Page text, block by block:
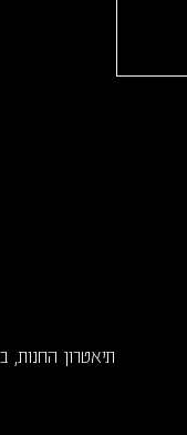
תיאטרון החנות, בית טפר, קומה 2, תל